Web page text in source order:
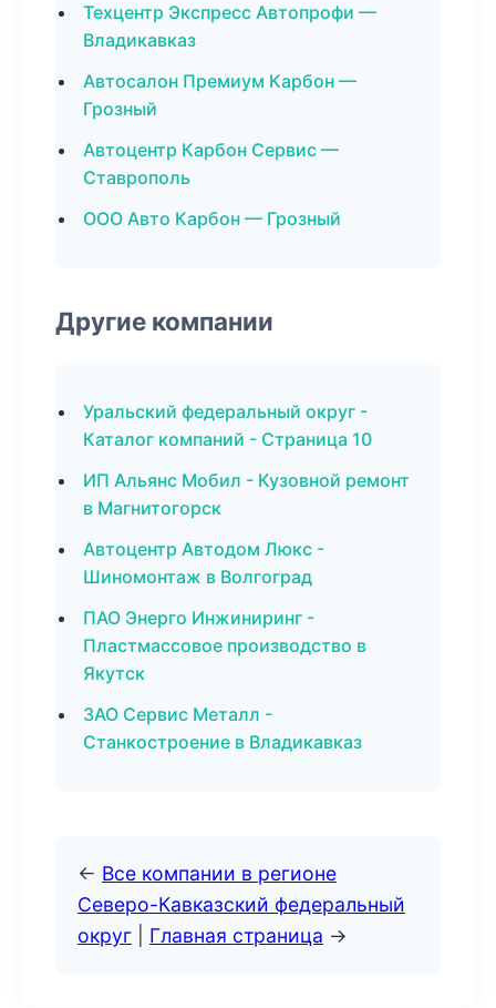
Техцентр Экспресс Автопрофи —
Владикавказ
Автосалон Премиум Карбон —
Грозный
Автоцентр Карбон Сервис —
Ставрополь
ООО Авто Карбон — Грозный
Другие компании
Уральский федеральный округ -
Каталог компаний - Страница 10
ИП Альянс Мобил - Кузовной ремонт
в Магнитогорск
Автоцентр Автодом Люкс -
Шиномонтаж в Волгоград
ПАО Энерго Инжиниринг -
Пластмассовое производство в
Якутск
ЗАО Сервис Металл -
Станкостроение в Владикавказ
← Все компании в регионе
Северо-Кавказский федеральный
округ
Главная страница →